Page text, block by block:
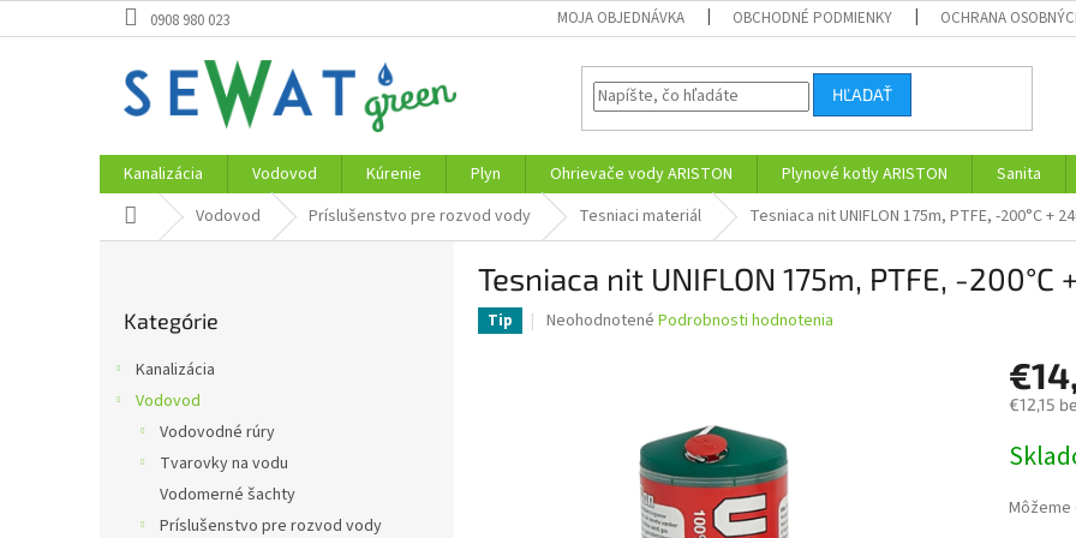
na
0908 980 023 MOJA OBJEDNÁVKA OBCHODNÉ PODMIENKY OCHRANA
HĽADAŤ
Kanalizácia Vodovod Kúrenie Plyn Ohrievače vody ARISTON Plynové kotly ARISTON Sanita
DomovVodovod Príslušenstvo pre rozvod vody Tesniaci materiál Tesniaca nit UNIFLON 175m, PTFE, -200°C +
kategórie
Kategórie
Kanalizácia
Vodovod
Vodovodné rúry
Tvarovky na vodu
Vodomerné šachty
Príslušenstvo pre rozvod vody
Tesniaca nit UNIFLON 175m, PTFE, -200°C
Tip
Priemerné
Neohodnotené Podrobnosti hodnotenia
€12,15
cena: